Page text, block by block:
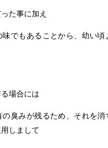
た事に加え
でもあることから、幼い頃
場合には
の臭みが残るため、それを消
しまして